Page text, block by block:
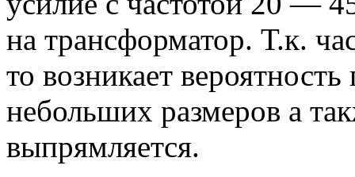
на трансформатор. Т.к.
то возникает
небольших размеров а
выпрямляется.